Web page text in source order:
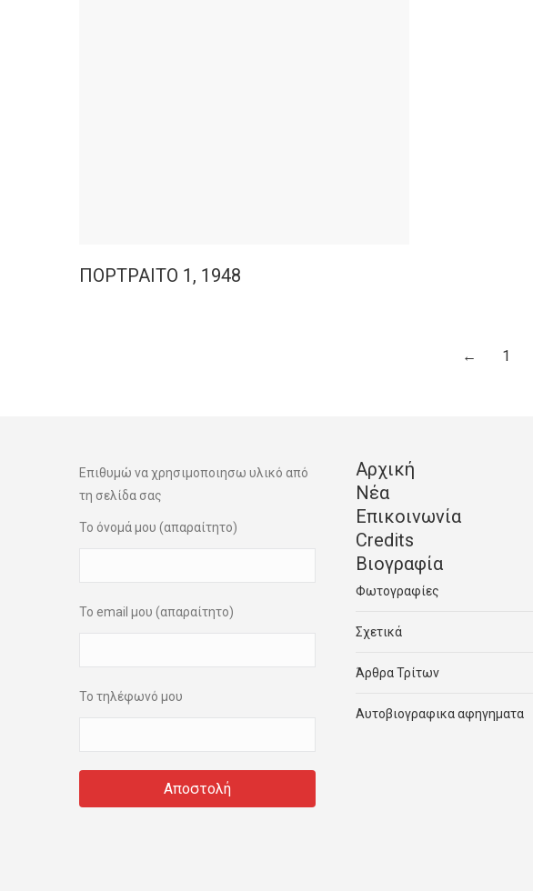
ΠΟΡΤΡΑΙΤΟ 1, 1948
← 1
Επιθυμώ να χρησιμοποιησω υλικό από
τη σελίδα σας
Το όνομά μου (απαραίτητο)
Το email μου (απαραίτητο)
Το τηλέφωνό μου
Αρχική
Νέα
Επικοινωνία
Credits
Βιογραφία
Φωτογραφίες
Σχετικά
Άρθρα Τρίτων
Αυτοβιογραφικα αφηγηματα